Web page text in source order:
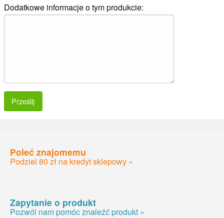
Dodatkowe informacje o tym produkcie:
Prześlij
Poleć znajomemu
Podziel 80 zł na kredyt sklepowy »
Zapytanie o produkt
Pozwól nam pomóc znaleźć produkt »